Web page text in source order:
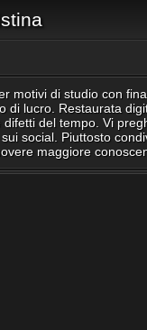
motivi di studio con
di lucro. Restaurata
del tempo. Vi
social. Piuttosto
maggiore